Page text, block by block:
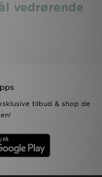
vedrørende
tilbud & shop de